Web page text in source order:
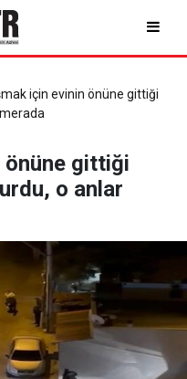
için evinin önüne gittiği
önüne gittiği
o anlar